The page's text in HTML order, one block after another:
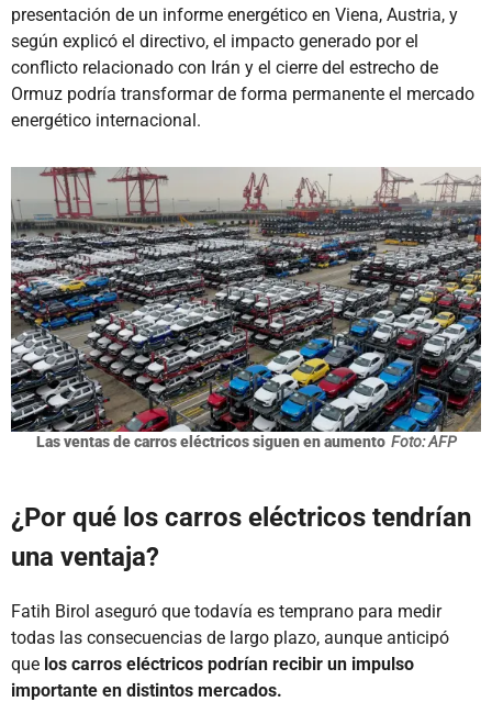
presentación de un informe energético en Viena, Austria, y
según explicó el directivo, el impacto generado por el
conflicto relacionado con Irán y el cierre del estrecho de
Ormuz podría transformar de forma permanente el mercado
energético internacional.
Las ventas de carros eléctricos siguen en aumento Foto: AFP
¿Por qué los carros eléctricos tendrían
una ventaja?
Fatih Birol aseguró que todavía es temprano para medir
todas las consecuencias de largo plazo, aunque anticipó
que los carros eléctricos podrían recibir un impulso
importante en distintos mercados.